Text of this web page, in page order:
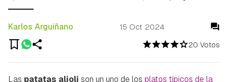
20 Votos
Karlos Arguiñano 15 Oct 2024
Las patatas alioli son un uno de los platos típicos de la